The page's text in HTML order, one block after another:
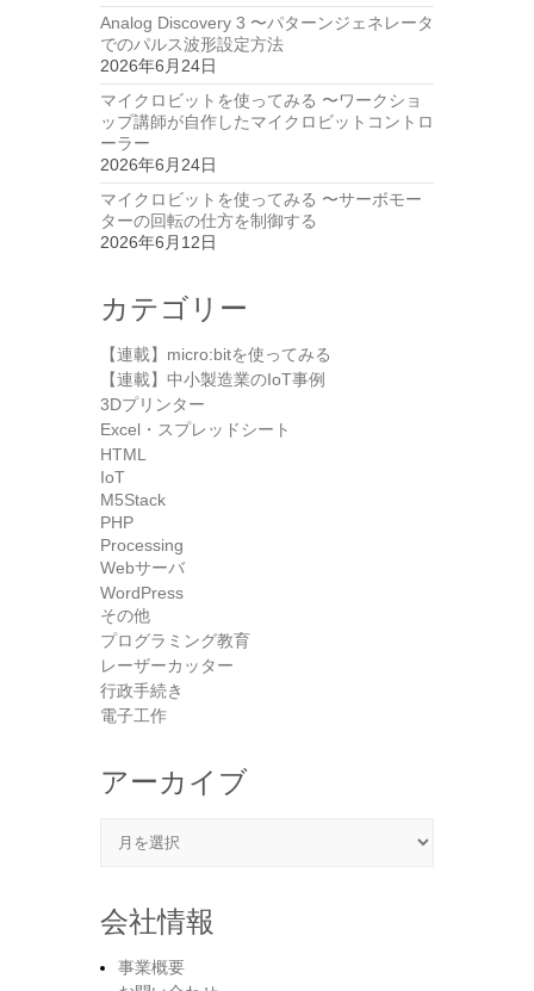
Analog Discovery 3 〜パターンジェネレータ
でのパルス波形設定方法
2026年6月24日
マイクロビットを使ってみる 〜ワークショ
ップ講師が自作したマイクロビットコントロ
ーラー
2026年6月24日
マイクロビットを使ってみる 〜サーボモー
ターの回転の仕方を制御する
2026年6月12日
カテゴリー
【連載】micro:bitを使ってみる
【連載】中小製造業のIoT事例
3Dプリンター
Excel・スプレッドシート
HTML
IoT
M5Stack
PHP
Processing
Webサーバ
WordPress
その他
プログラミング教育
レーザーカッター
行政手続き
電子工作
アーカイブ
会社情報
事業概要